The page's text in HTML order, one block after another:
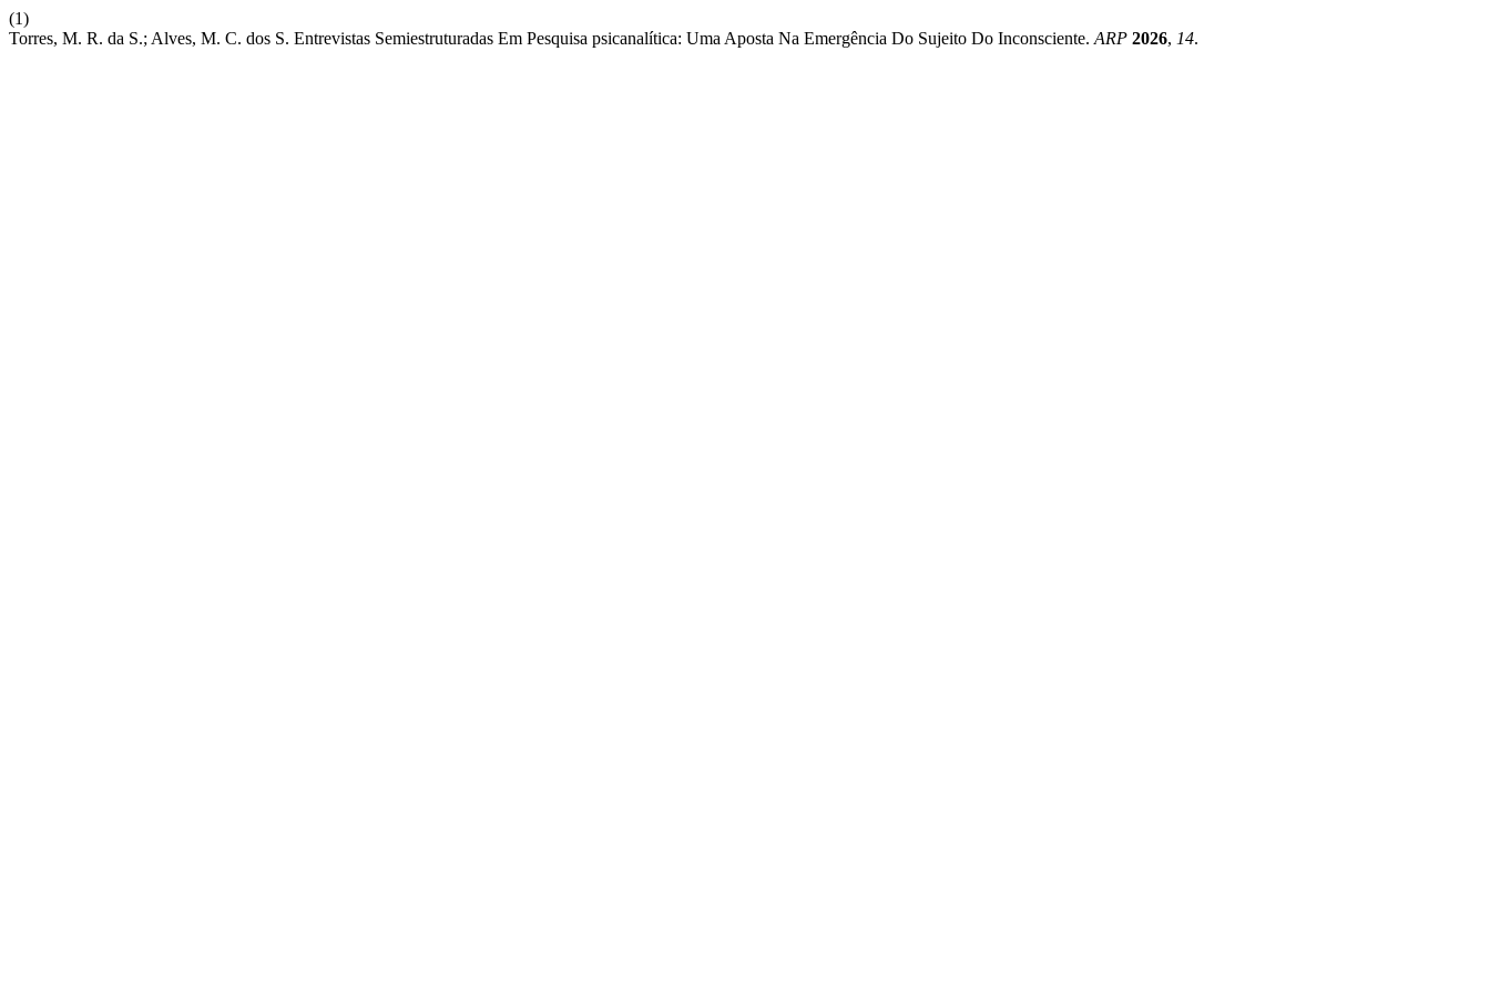
(1)
Torres, M. R. da S.; Alves, M. C. dos S. Entrevistas Semiestruturadas Em Pesquisa psicanalítica: Uma Aposta Na Emergência Do Sujeito Do Inconsciente. ARP 2026, 14.